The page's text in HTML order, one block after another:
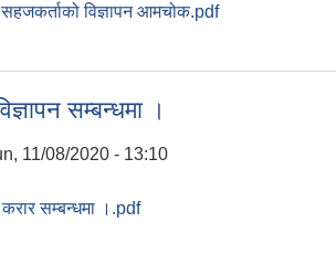
विज्ञापन आमचोक.pdf
सम्बन्धमा ।
11/08/2020 - 13:10
करार सम्बन्धमा ।.pdf